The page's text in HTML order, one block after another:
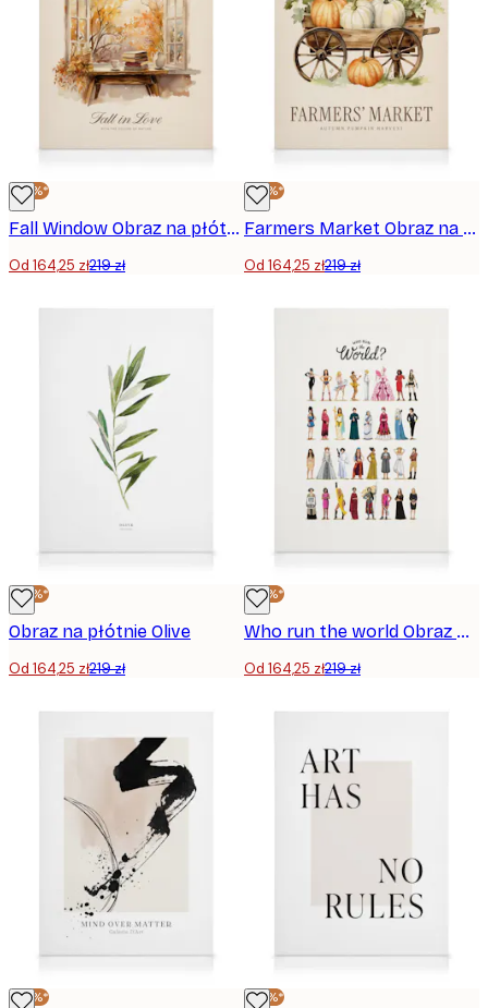
-25%*
Fall Window Obraz na płótnie
Od 164,25 zł219 zł
-25%*
Farmers Market Obraz na płótnie
Od 164,25 zł219 zł
-25%*
Obraz na płótnie Olive
Od 164,25 zł219 zł
-25%*
Who run the world Obraz na płótnie
Od 164,25 zł219 zł
-25%* -25%*